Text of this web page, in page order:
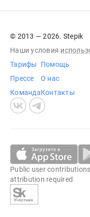
© 2013 — 2026. Stepik
Наши условия
Тарифы
Прессе
Команда
Помощь
О нас
Контакты
Public user
attribution required